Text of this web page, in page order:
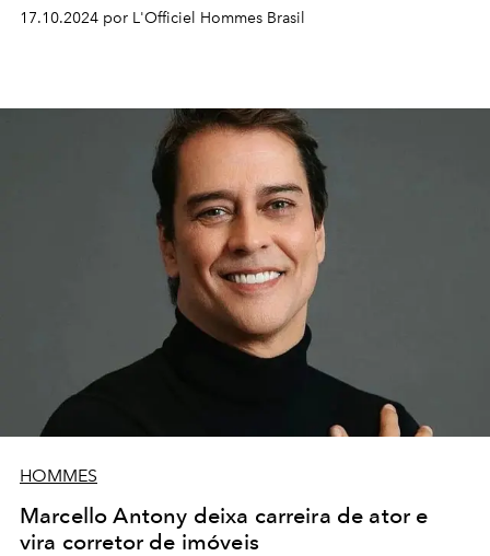
17.10.2024 por L'Officiel Hommes Brasil
HOMMES
Marcello Antony deixa carreira de ator e
vira corretor de imóveis